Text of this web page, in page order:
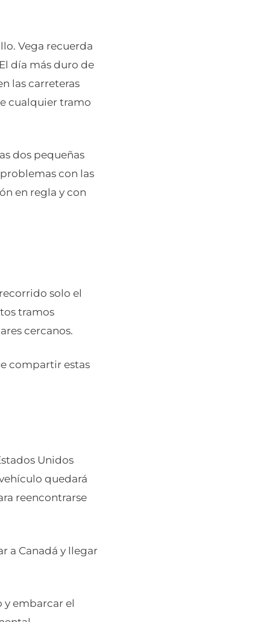
Vega recuerda
día más duro de
las carreteras
cualquier tramo
dos pequeñas
con las
en regla y con
solo el
tramos
cercanos.
compartir estas
Unidos
quedará
reencontrarse
a Canadá y llegar
y embarcar el